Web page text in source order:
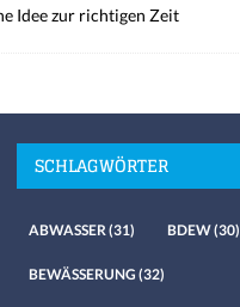
Idee zur richtigen Zeit
SCHLAGWÖRTER
ABWASSER (31) BDEW(30)
BEWÄSSERUNG (32)